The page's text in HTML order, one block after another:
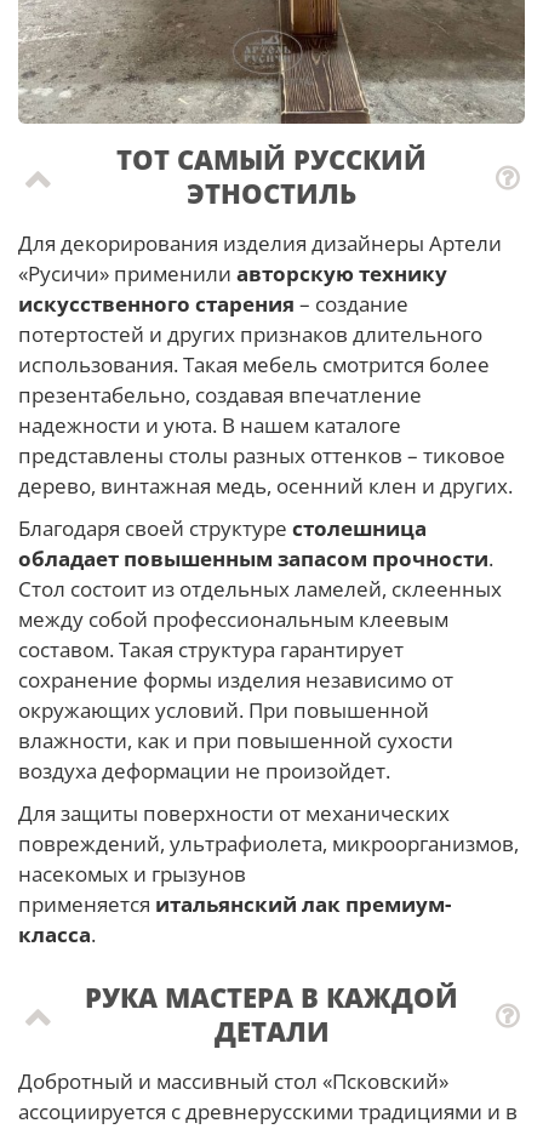
ТОТ САМЫЙ РУССКИЙ
ЭТНОСТИЛЬ
Для декорирования изделия дизайнеры Артели
«Русичи» применили авторскую технику
искусственного старения – создание
потертостей и других признаков длительного
использования. Такая мебель смотрится более
презентабельно, создавая впечатление
надежности и уюта. В нашем каталоге
представлены столы разных оттенков – тиковое
дерево, винтажная медь, осенний клен и других.
Благодаря своей структуре столешница
обладает повышенным запасом прочности.
Стол состоит из отдельных ламелей, склеенных
между собой профессиональным клеевым
составом. Такая структура гарантирует
сохранение формы изделия независимо от
окружающих условий. При повышенной
влажности, как и при повышенной сухости
воздуха деформации не произойдет.
Для защиты поверхности от механических
повреждений, ультрафиолета, микроорганизмов,
насекомых и грызунов
применяется итальянский лак премиум-
класса.
РУКА МАСТЕРА В КАЖДОЙ
ДЕТАЛИ
Добротный и массивный стол «Псковский»
ассоциируется с древнерусскими традициями и в